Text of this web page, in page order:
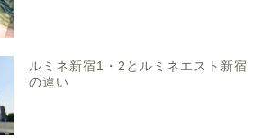
ルミネ新宿1・2とルミネエスト新宿
の違い